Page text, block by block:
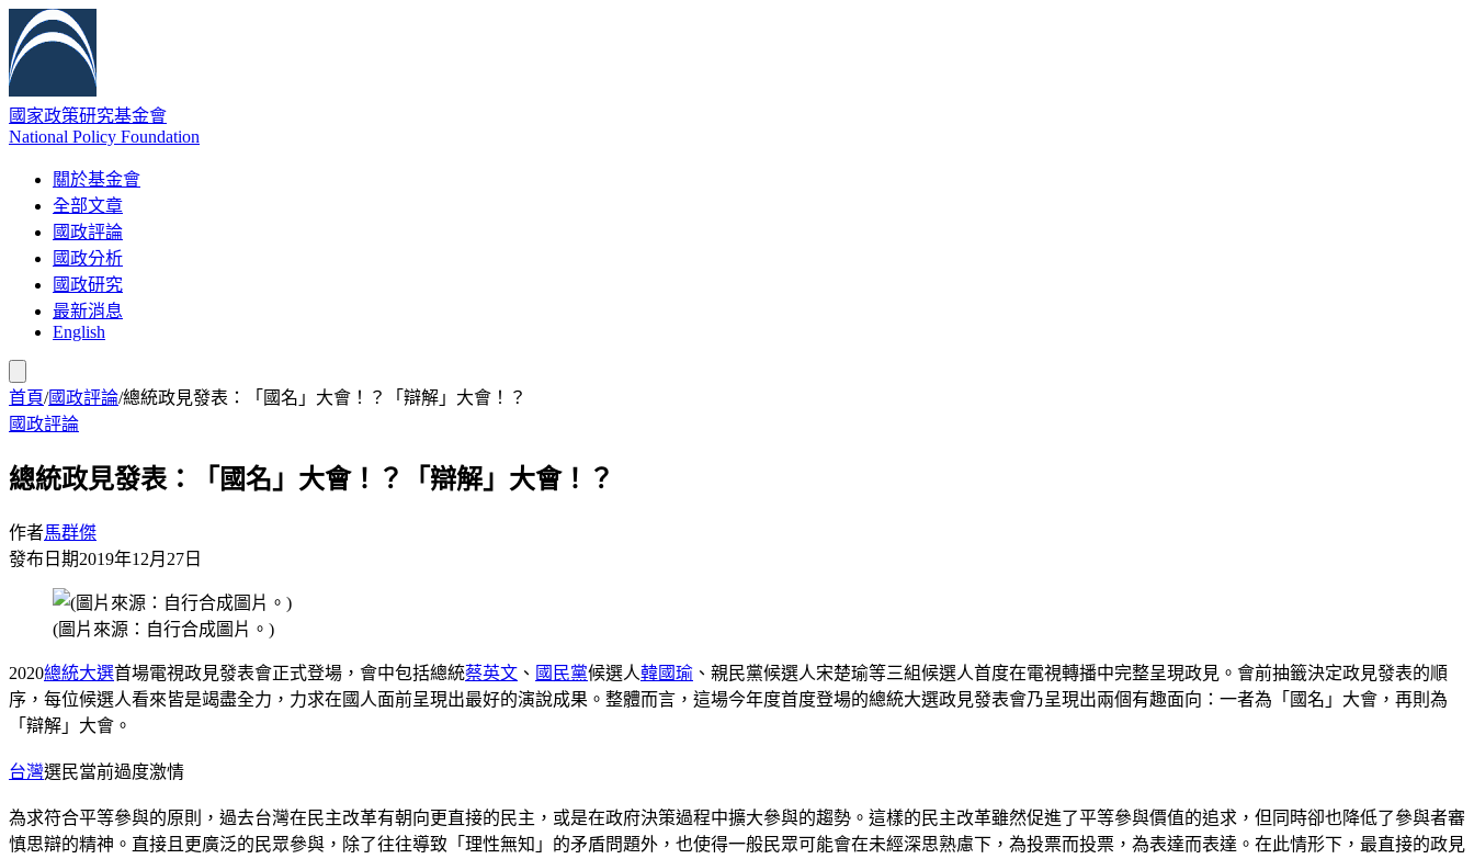
國家政策研究基金會
National Policy Foundation
關於基金會
全部文章
國政評論
國政分析
國政研究
最新消息
English
首頁/國政評論/總統政見發表：「國名」大會！？「辯解」大會！？
國政評論
總統政見發表：「國名」大會！？「辯解」大會！？
作者馬群傑
發布日期2019年12月27日
(圖片來源：自行合成圖片。)
2020總統大選首場電視政見發表會正式登場，會中包括總統蔡英文 、 國民黨候選人韓國瑜 、親民黨候選人宋楚瑜等三組候選人首度在電視轉播中完整呈現政見。會前抽籤決定政見發表的順
序，每位候選人看來皆是竭盡全力，力求在國人面前呈現出最好的演說成果。整體而言，這場今年度首度登場的總統大選政見發表會乃呈現出兩個有趣面向：一者為「國名」大會，再則為
「辯解」大會。
台灣選民當前過度激情
為求符合平等參與的原則，過去台灣在民主改革有朝向更直接的民主，或是在政府決策過程中擴大參與的趨勢。這樣的民主改革雖然促進了平等參與價值的追求，但同時卻也降低了參與者審
慎思辯的精神。直接且更廣泛的民眾參與，除了往往導致「理性無知」的矛盾問題外，也使得一般民眾可能會在未經深思熟慮下，為投票而投票，為表達而表達。在此情形下，最直接的政見